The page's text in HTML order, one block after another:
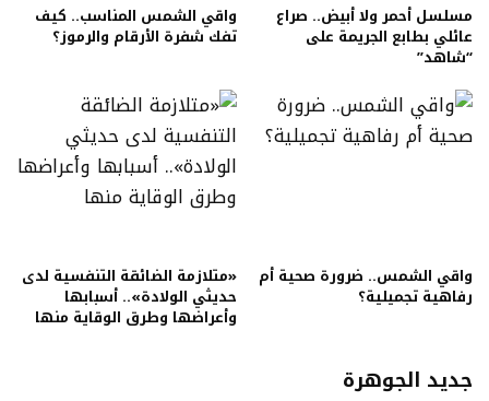
مسلسل أحمر ولا أبيض.. صراع
عائلي بطابع الجريمة على
“شاهد”
واقي الشمس المناسب.. كيف
تفك شفرة الأرقام والرموز؟
واقي الشمس.. ضرورة صحية أم
رفاهية تجميلية؟
«متلازمة الضائقة التنفسية لدى
حديثي الولادة».. أسبابها
وأعراضها وطرق الوقاية منها
جديد الجوهرة